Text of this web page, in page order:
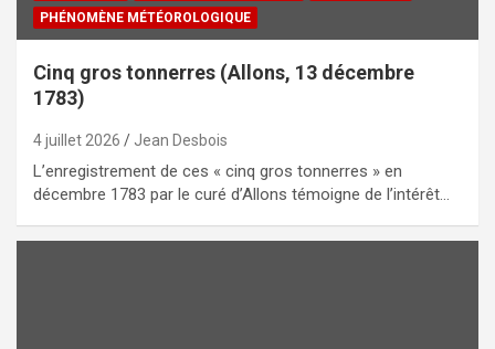
PHÉNOMÈNE MÉTÉOROLOGIQUE
Cinq gros tonnerres (Allons, 13 décembre
1783)
4 juillet 2026 Jean Desbois
L’enregistrement de ces « cinq gros tonnerres » en
décembre 1783 par le curé d’Allons témoigne de l’intérêt…